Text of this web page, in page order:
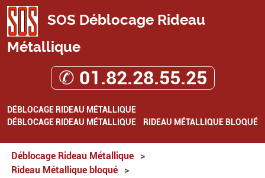
SOS Déblocage Rideau
Métallique
✆ 01.82.28.55.25
DÉBLOCAGE RIDEAU MÉTALLIQUE
DÉBLOCAGE RIDEAU MÉTALLIQUE
RIDEAU MÉTALLIQUE BLOQUÉ
Déblocage Rideau Métallique
>
Rideau Métallique bloqué
>